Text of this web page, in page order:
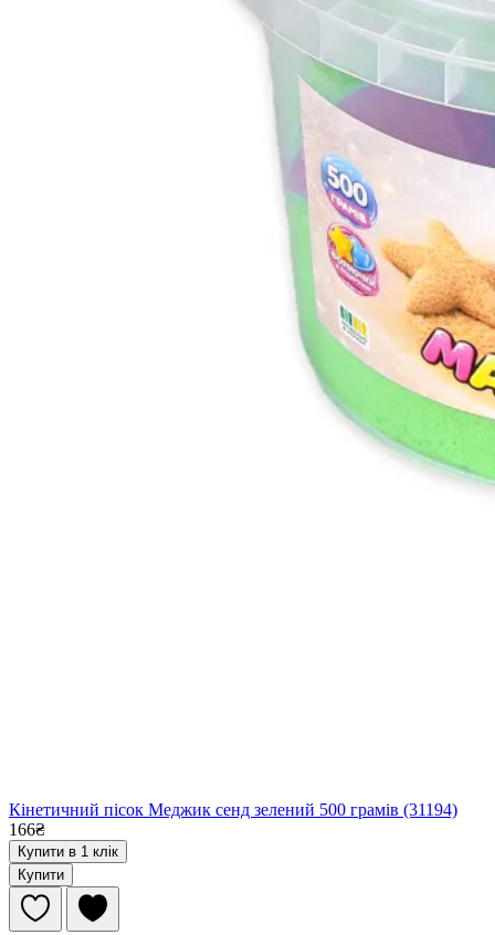
Кінетичний пісок Меджик сенд зелений 500 грамів (31194)
166₴
Купити в 1 клік
Купити